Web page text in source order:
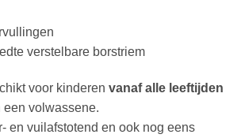
verstelbare borstriem
voor kinderen vanaf alle leeftijden
een volwassene.
en vuilafstotend en ook nog eens